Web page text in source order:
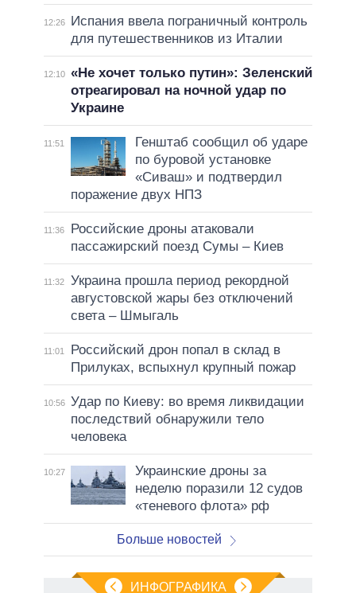
12:26
Испания ввела пограничный контроль
для путешественников из Италии
12:10 «Не хочет только путин»: Зеленский
отреагировал на ночной удар по
Украине
11:51
Генштаб сообщил об ударе
по буровой установке
«Сиваш» и подтвердил
поражение двух НПЗ
11:36
Российские дроны атаковали
пассажирский поезд Сумы – Киев
11:32
Украина прошла период рекордной
августовской жары без отключений
света – Шмыгаль
11:01
Российский дрон попал в склад в
Прилуках, вспыхнул крупный пожар
10:56 Удар по Киеву: во время ликвидации
последствий обнаружили тело
человека
10:27
Украинские дроны за
неделю поразили 12 судов
«теневого флота» рф
Больше новостей
ИНФОГРАФИКА